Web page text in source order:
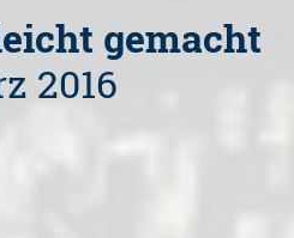
gemacht
2016